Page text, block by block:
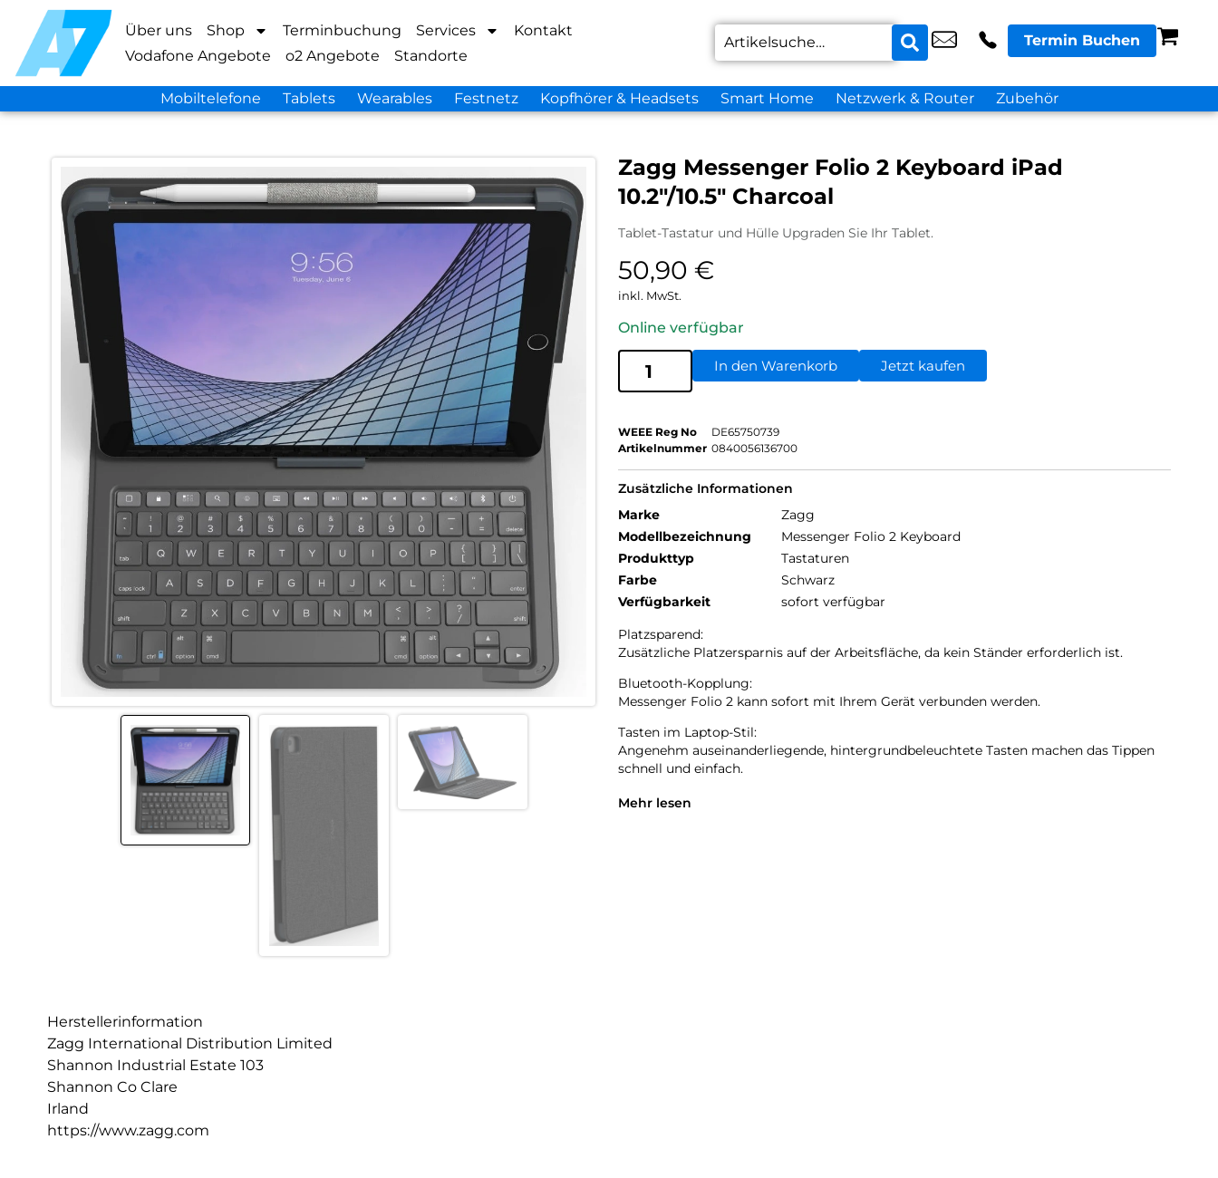
Über uns Shop Terminbuchung Services
Kontakt
Vodafone Angebote
o2 Angebote Standorte
Termin Buchen
Mobiltelefone Tablets Wearables Festnetz Kopfhörer & Headsets Smart Home Netzwerk & Router Zubehör
Zagg Messenger Folio 2 Keyboard iPad
10.2″/10.5″ Charcoal
Tablet-Tastatur und Hülle Upgraden Sie Ihr Tablet.
50,90 €
inkl. MwSt.
Online verfügbar
In den Warenkorb Jetzt kaufen
WEEE Reg No
DE65750739
Artikelnummer 0840056136700
Zusätzliche Informationen
Marke
Zagg
Modellbezeichnung
Messenger Folio 2 Keyboard
Produkttyp
Tastaturen
Farbe
Schwarz
Verfügbarkeit
sofort verfügbar
Platzsparend:
Zusätzliche Platzersparnis auf der Arbeitsfläche, da kein Ständer erforderlich ist.
Bluetooth-Kopplung:
Messenger Folio 2 kann sofort mit Ihrem Gerät verbunden werden.
Tasten im Laptop-Stil:
Angenehm auseinanderliegende, hintergrundbeleuchtete Tasten machen das Tippen
schnell und einfach.
Halterung für den Apple Pencil oder ZAGG Pro Stylus:
Mehr lesen
Herstellerinformation
Zagg International Distribution Limited
Shannon Industrial Estate 103
Shannon Co Clare
Irland
https://www.zagg.com